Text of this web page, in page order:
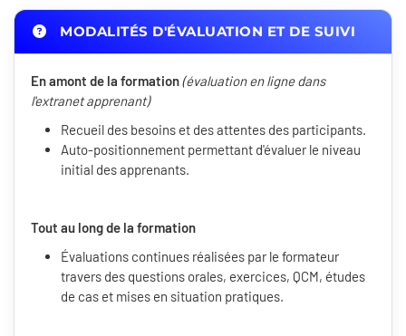
MODALITÉS D'ÉVALUATION ET DE SUIVI
En amont de la formation(évaluation en ligne dans
l'extranet apprenant)
Recueil des besoins et des attentes des participants.
Auto-positionnement permettant d'évaluer le niveau
initial des apprenants.
Tout au long de la formation
Évaluations continues réalisées par le formateur
travers des questions orales, exercices, QCM, études
de cas et mises en situation pratiques.